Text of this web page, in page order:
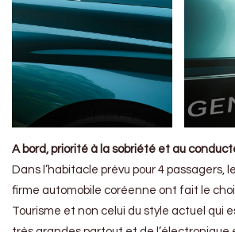
A bord, priorité à la sobriété et au
Dans l’habitacle prévu pour 4 passagers,
firme automobile coréenne ont fait le
Tourisme et non celui du style actuel qui